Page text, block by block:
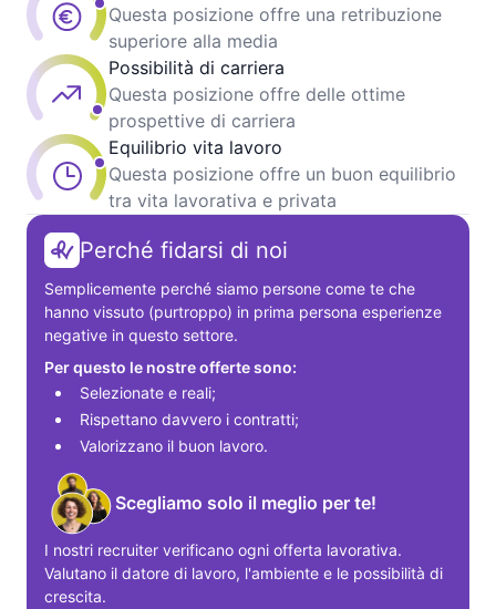
Questa posizione offre una retribuzione
superiore alla media
Possibilità di carriera
Questa posizione offre delle ottime
prospettive di carriera
Equilibrio vita lavoro
Questa posizione offre un buon equilibrio
tra vita lavorativa e privata
Perché fidarsi di noi
Semplicemente perché siamo persone come te che
hanno vissuto (purtroppo) in prima persona esperienze
negative in questo settore.
Per questo le nostre offerte sono:
Selezionate e reali;
Rispettano davvero i contratti;
Valorizzano il buon lavoro.
Scegliamo solo il meglio per te!
I nostri recruiter verificano ogni offerta lavorativa.
Valutano il datore di lavoro, l'ambiente e le possibilità di
crescita.